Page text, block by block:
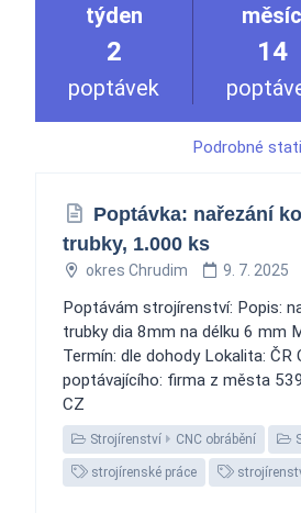
týden
2
poptávek
měsíc
14
Podrobné
Poptávka: nařezání
trubky, 1.000 ks
okres Chrudim 9. 7. 2025
Poptávám strojírenství: Popis:
trubky dia 8mm na délku 6 mm
Termín: dle dohody Lokalita: ČR
poptávajícího: firma z města
CZ
Strojírenství CNC obrábění
strojírenské práce